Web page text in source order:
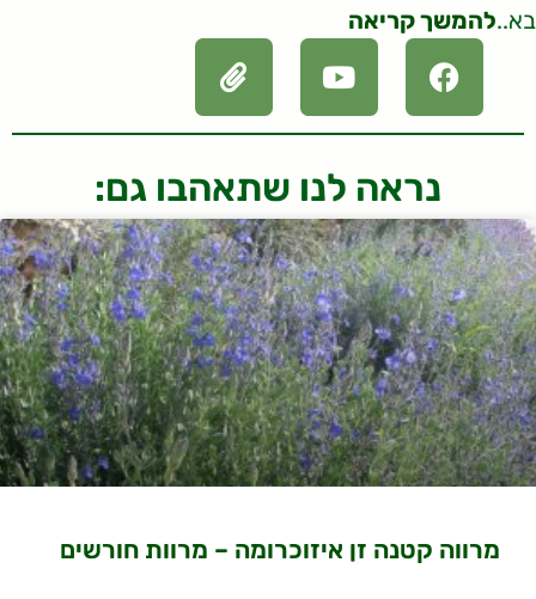
בא..להמשך קריאה
נראה לנו שתאהבו גם:
מרווה קטנה זן איזוכרומה – מרוות חורשים